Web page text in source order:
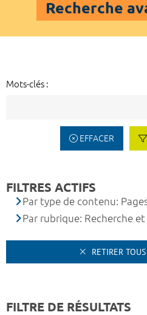
Recherche
Mots-clés :
EFFACER
FILTRES ACTIFS
Par type de contenu:
Par rubrique: Recherche
RETIRER
FILTRE DE RÉSULTATS